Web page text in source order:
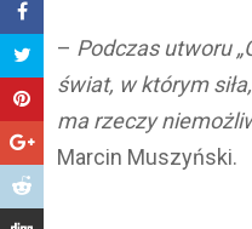
– Podczas utworu
świat, w którym
ma rzeczy
Marcin Muszyński.